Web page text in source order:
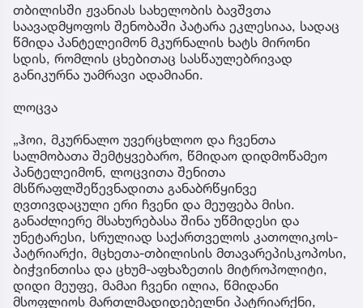
თბილისში ჟვანიას სახელობის ბავშვთა
საავადმყოფოს შენობაში პატარა ეკლესიაა, სადაც
წმიდა პანტელეიმონ მკურნალის ხატს მირონი
სდის, რომლის ცხებითაც სასწაულებრივად
განიკურნა უამრავი ადამიანი.
ლოცვა
„ჰოი, მკურნალო უვერცხლოო და ჩვენთა
სალმობათა შემტყვებარო, წმიდაო დიდმოწამეო
პანტელეიმონ, ლოცვითა შენითა
მსწრაფლშეწევნადითა განაბრწყინვე
ღვთივდაცული ერი ჩვენი და მეუფება მისი.
განაძლიერე მსახურებასა შინა უწმიდესი და
უნეტარესი, სრულიად საქართველოს კათოლიკოს-
პატრიარქი, მცხეთა-თბილისის მთავარეპისკოპოსი,
ბიჭვინთისა და ცხუმ-აფხაზეთის მიტროპოლიტი,
დიდი მეუფე, მამაი ჩვენი ილია, წმიდანი
მსოფლიოს მართლმადიდებელნი პატრიარქნი,